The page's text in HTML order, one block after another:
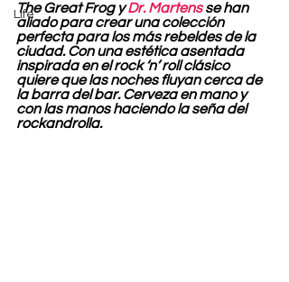
Life
The Great Frog y Dr. Martens se han
aliado para crear una colección
perfecta para los más rebeldes de la
ciudad. Con una estética asentada
inspirada en el rock ‘n’ roll clásico
quiere que las noches fluyan cerca de
la barra del bar. Cerveza en mano y
con las manos haciendo la seña del
rockandrolla.